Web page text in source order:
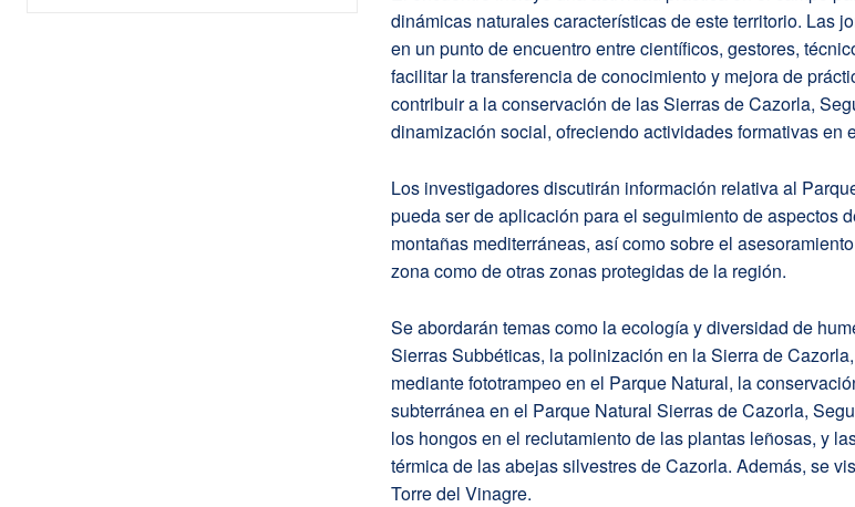
dinámicas naturales características de este territorio. Las
en un punto de encuentro entre científicos, gestores,
facilitar la transferencia de conocimiento y mejora de
contribuir a la conservación de las Sierras de Cazorla,
dinamización social, ofreciendo actividades formativas en
Los investigadores discutirán información relativa al
pueda ser de aplicación para el seguimiento de aspectos
montañas mediterráneas, así como sobre el
zona como de otras zonas protegidas de la región.
Se abordarán temas como la ecología y diversidad de
Sierras Subbéticas, la polinización en la Sierra de
mediante fototrampeo en el Parque Natural, la
subterránea en el Parque Natural Sierras de Cazorla,
los hongos en el reclutamiento de las plantas leñosas, y
térmica de las abejas silvestres de Cazorla. Además, se
Torre del Vinagre.